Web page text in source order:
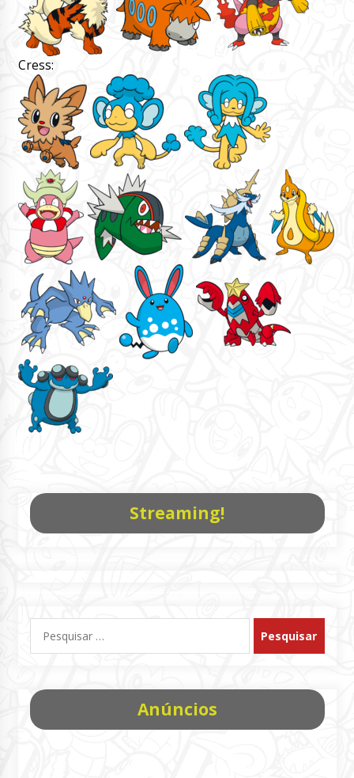
Cress:
Streaming!
por:
Anúncios